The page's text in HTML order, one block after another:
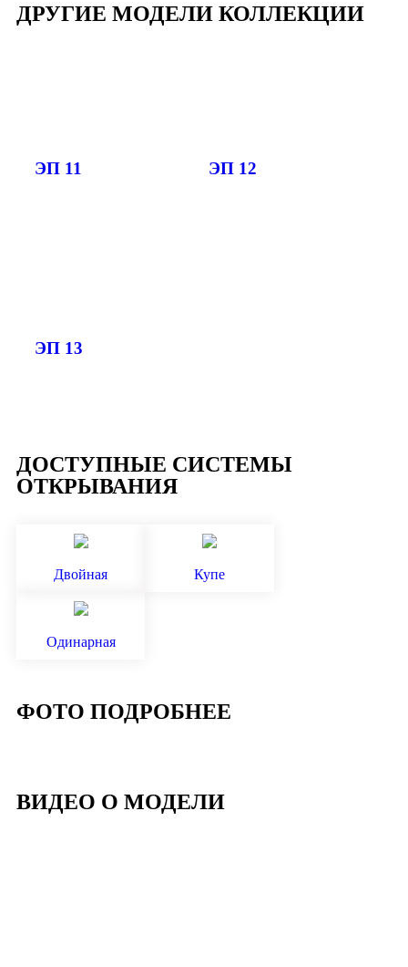
ДРУГИЕ МОДЕЛИ КОЛЛЕКЦИИ
ЭП 11 ЭП 12
ЭП 13
ДОСТУПНЫЕ СИСТЕМЫ
ОТКРЫВАНИЯ
Двойная Купе
Одинарная
ФОТО ПОДРОБНЕЕ
ВИДЕО О МОДЕЛИ